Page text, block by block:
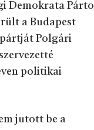
Demokrata
a Budapest
Polgári
politikai
jutott be a